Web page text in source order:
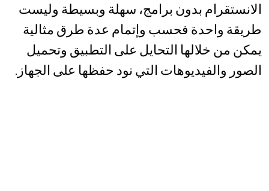
الانستقرام بدون برامج، سهلة وبسيطة وليست
طريقة واحدة فحسب وإتمام عدة طرق مثالية
يمكن من خلالها التحايل على التطبيق وتحميل
الصور والفيديوهات التي نود حفظها على الجهاز.